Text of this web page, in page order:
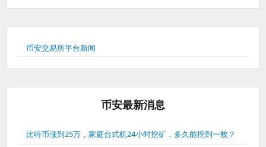
币安交易所平台新闻
币安最新消息
比特币涨到25万，家庭台式机24小时挖矿，多久能挖到一枚？